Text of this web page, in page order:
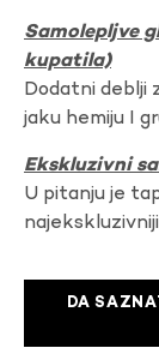
Samolepljve
kupatila)
Dodatni deblji
jaku hemiju I
Ekskluzivni
U pitanju je
DA